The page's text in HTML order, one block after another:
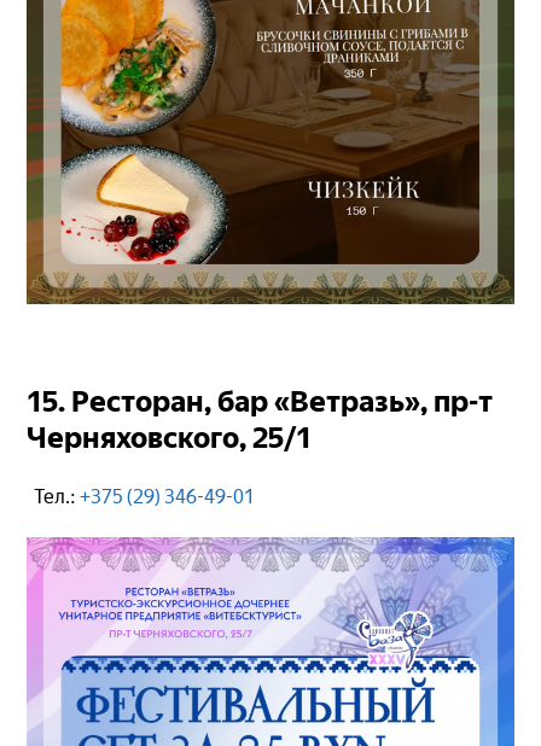
15. Ресторан, бар «Ветразь», пр-т
Черняховского, 25/1
Тел.:+375 (29) 346-49-01